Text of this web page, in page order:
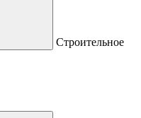
Строительное